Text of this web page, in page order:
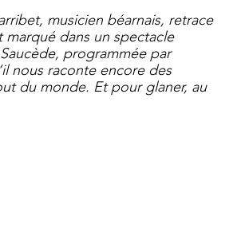
musicien béarnais, retrace
marqué dans un spectacle
programmée par
nous raconte encore des
du monde. Et pour glaner, au